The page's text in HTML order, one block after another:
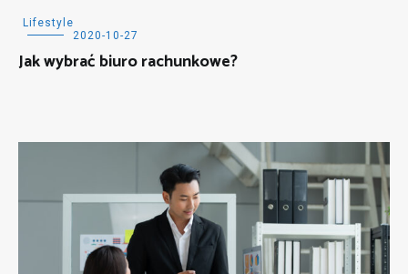
Lifestyle
2020-10-27
Jak wybrać biuro rachunkowe?